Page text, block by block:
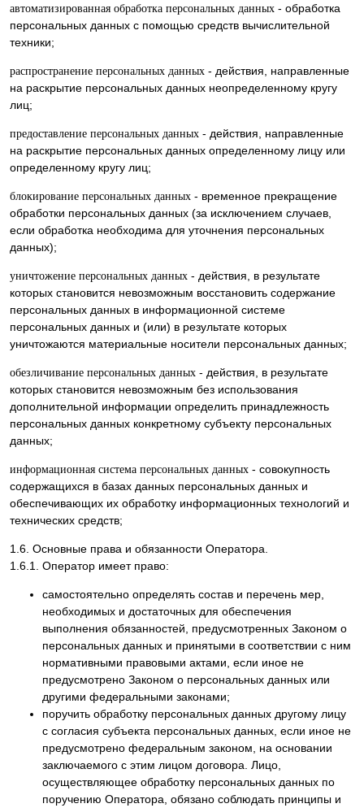
автоматизированная обработка персональных данных - обработка
персональных данных с помощью средств вычислительной
техники;
распространение персональных данных - действия, направленные
на раскрытие персональных данных неопределенному кругу
лиц;
предоставление персональных данных - действия, направленные
на раскрытие персональных данных определенному лицу или
определенному кругу лиц;
блокирование персональных данных - временное прекращение
обработки персональных данных (за исключением случаев,
если обработка необходима для уточнения персональных
данных);
уничтожение персональных данных - действия, в результате
которых становится невозможным восстановить содержание
персональных данных в информационной системе
персональных данных и (или) в результате которых
уничтожаются материальные носители персональных данных;
обезличивание персональных данных - действия, в результате
которых становится невозможным без использования
дополнительной информации определить принадлежность
персональных данных конкретному субъекту персональных
данных;
информационная система персональных данных - совокупность
содержащихся в базах данных персональных данных и
обеспечивающих их обработку информационных технологий и
технических средств;
1.6. Основные права и обязанности Оператора.
1.6.1. Оператор имеет право:
самостоятельно определять состав и перечень мер,
необходимых и достаточных для обеспечения
выполнения обязанностей, предусмотренных Законом о
персональных данных и принятыми в соответствии с ним
нормативными правовыми актами, если иное не
предусмотрено Законом о персональных данных или
другими федеральными законами;
поручить обработку персональных данных другому лицу
с согласия субъекта персональных данных, если иное не
предусмотрено федеральным законом, на основании
заключаемого с этим лицом договора. Лицо,
осуществляющее обработку персональных данных по
поручению Оператора, обязано соблюдать принципы и